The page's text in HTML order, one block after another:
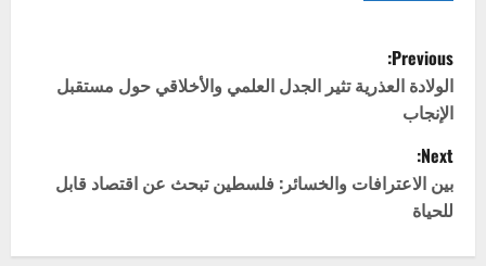
P
o
s
t
n
Previous:
الولادة العذرية تثير الجدل العلمي والأخلاقي حول مستقبل
الإنجاب
Next:
بين الاعترافات والخسائر: فلسطين تبحث عن اقتصاد قابل
للحياة